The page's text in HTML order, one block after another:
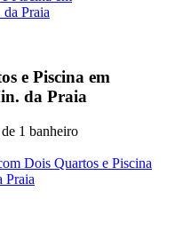
Praia
e Piscina em
da Praia
1 banheiro
Dois Quartos e Piscina
Praia